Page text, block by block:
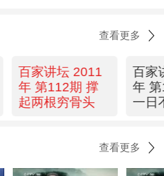
查看更多
百家讲坛 2011
年 第112期 撑
起两根穷骨头
百家
年
一日
查看更多